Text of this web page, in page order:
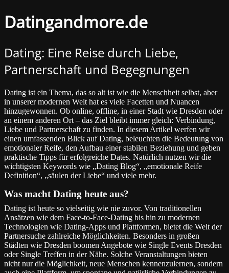
Datingandmore.de
Dating: Eine Reise durch Liebe,
Partnerschaft und Begegnungen
Dating ist ein Thema, das so alt ist wie die Menschheit selbst, aber
in unserer modernen Welt hat es viele Facetten und Nuancen
hinzugewonnen. Ob online, offline, in einer Stadt wie Dresden oder
an einem anderen Ort – das Ziel bleibt immer gleich: Verbindung,
Liebe und Partnerschaft zu finden. In diesem Artikel werfen wir
einen umfassenden Blick auf Dating, beleuchten die Bedeutung von
emotionaler Reife, den Aufbau einer stabilen Beziehung und geben
praktische Tipps für erfolgreiche Dates. Natürlich nutzen wir die
wichtigsten Keywords wie „Dating Blog“, „emotionale Reife
Definition“, „säulen der Liebe“ und viele mehr.
Was macht Dating heute aus?
Dating ist heute so vielseitig wie nie zuvor. Von traditionellen
Ansätzen wie dem Face-to-Face-Dating bis hin zu modernen
Technologien wie Dating-Apps und Plattformen, bietet die Welt der
Partnersuche zahlreiche Möglichkeiten. Besonders in großen
Städten wie Dresden boomen Angebote wie Single Events Dresden
oder Single Treffen in der Nähe. Solche Veranstaltungen bieten
nicht nur die Möglichkeit, neue Menschen kennenzulernen, sondern